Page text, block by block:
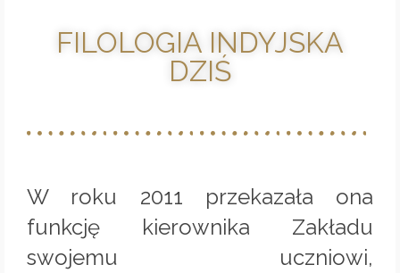
FILOLOGIA INDYJSKA
DZIŚ
W roku 2011 przekazała ona
funkcję kierownika Zakładu
swojemu uczniowi,